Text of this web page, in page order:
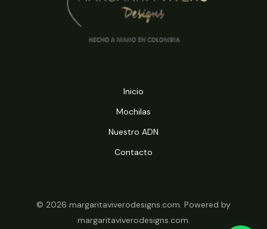
Inicio
Mochilas
Nuestro ADN
Contacto
© 2026 margaritaviverodesigns.com. Powered by
margaritaviverodesigns.com.